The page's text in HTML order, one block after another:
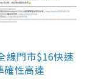
線門市$16快速
確性高達